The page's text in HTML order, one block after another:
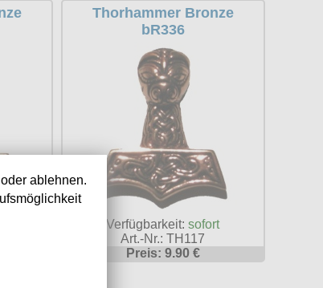
Thorhammer Bronze
bR336
Verfügbarkeit:sofort
Art.-Nr.: TH117
Preis: 9.90 €
ablehnen.